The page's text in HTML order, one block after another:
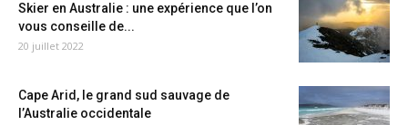
Skier en Australie : une expérience que l’on
vous conseille de...
20 juillet 2022
Cape Arid, le grand sud sauvage de
l’Australie occidentale